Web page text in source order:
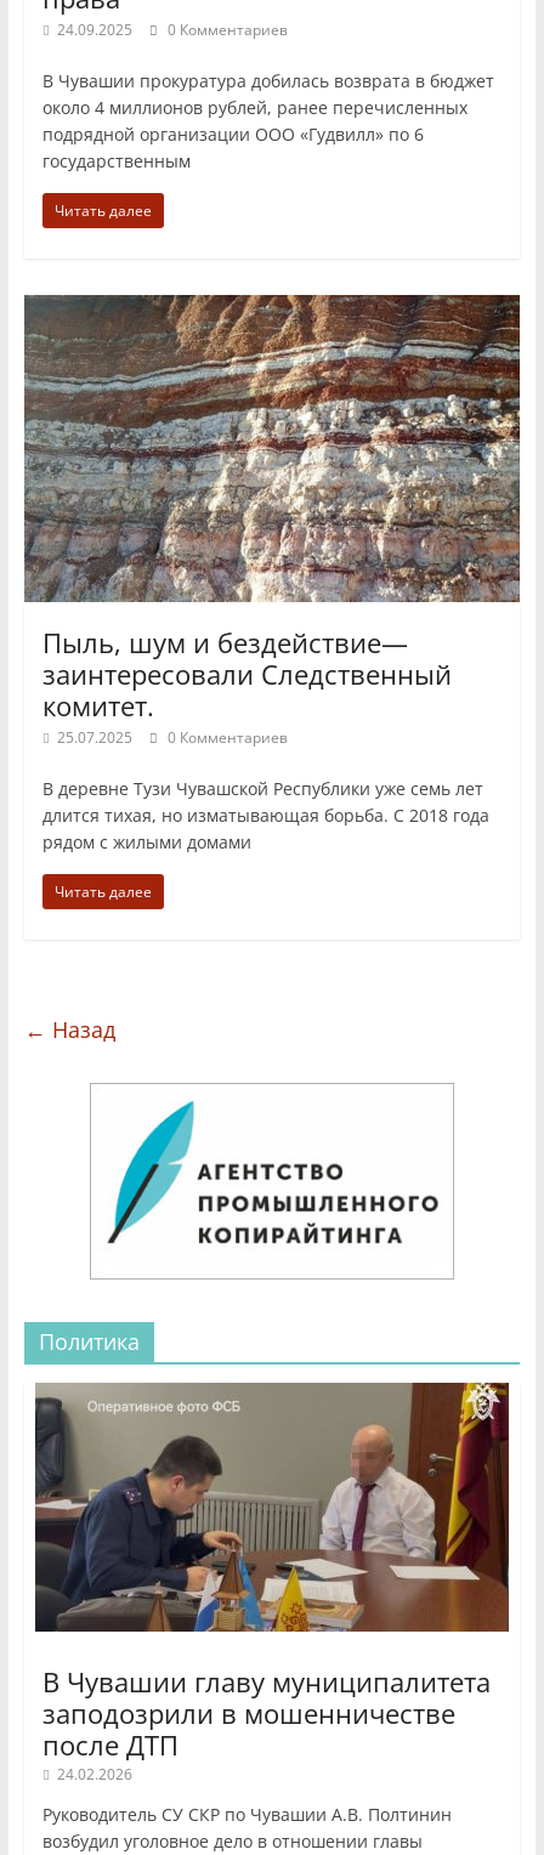
24.09.2025 0 Комментариев
В Чувашии прокуратура добилась возврата в бюджет
около 4 миллионов рублей, ранее перечисленных
подрядной организации ООО «Гудвилл» по 6
государственным
Читать далее
Пыль, шум и бездействие—
заинтересовали Следственный
комитет.
25.07.2025 0 Комментариев
В деревне Тузи Чувашской Республики уже семь лет
длится тихая, но изматывающая борьба. С 2018 года
рядом с жилыми домами
Читать далее
← Назад
Политика
В Чувашии главу муниципалитета
заподозрили в мошенничестве
после ДТП
24.02.2026
Руководитель СУ СКР по Чувашии А.В. Полтинин
возбудил уголовное дело в отношении главы